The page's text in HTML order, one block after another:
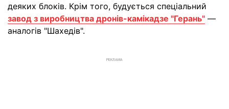
деяких блоків. Крім того, будується спеціальний
завод з виробництва дронів-камікадзе "Герань" —
аналогів "Шахедів".
РЕКЛАМА